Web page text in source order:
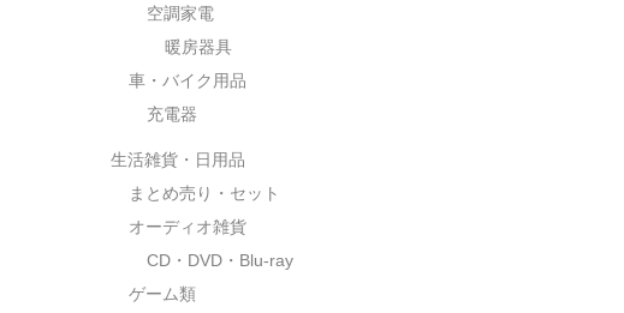
空調家電
暖房器具
車・バイク用品
充電器
生活雑貨・日用品
まとめ売り・セット
オーディオ雑貨
CD・DVD・Blu-ray
ゲーム類